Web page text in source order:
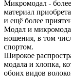
Микромодал - более
материал
и ещё более
Модал и
ношения, в том
спортом.
Широкое
модала и хлопка,
обоих видов